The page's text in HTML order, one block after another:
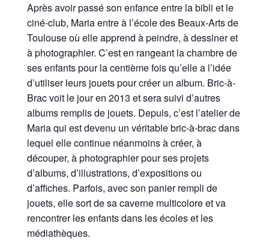
Après avoir passé son enfance entre la bibli et le
ciné-club, Maria entre à l’école des Beaux-Arts de
Toulouse où elle apprend à peindre, à dessiner et
à photographier. C’est en rangeant la chambre de
ses enfants pour la centième fois qu’elle a l’idée
d’utiliser leurs jouets pour créer un album. Bric-à-
Brac voit le jour en 2013 et sera suivi d’autres
albums remplis de jouets. Depuis, c’est l’atelier de
Maria qui est devenu un véritable bric-à-brac dans
lequel elle continue néanmoins à créer, à
découper, à photographier pour ses projets
d’albums, d’illustrations, d’expositions ou
d’affiches. Parfois, avec son panier rempli de
jouets, elle sort de sa caverne multicolore et va
rencontrer les enfants dans les écoles et les
médiathèques.